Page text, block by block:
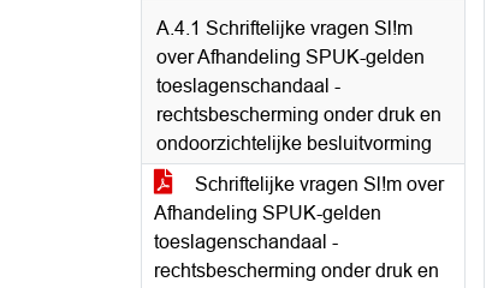
A.4.1 Schriftelijke vragen Sl!m
over Afhandeling SPUK-gelden
toeslagenschandaal -
rechtsbescherming onder druk en
ondoorzichtelijke besluitvorming
Schriftelijke vragen Sl!m over
Afhandeling SPUK-gelden
toeslagenschandaal -
rechtsbescherming onder druk en